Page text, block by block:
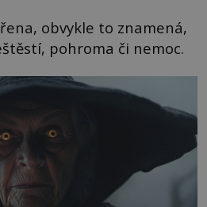
obvykle to znamená,
pohroma či nemoc.